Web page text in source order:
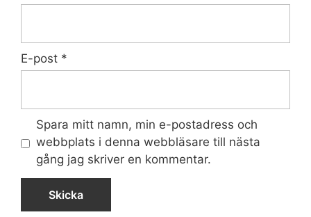
E-post *
Spara mitt namn, min e-postadress och
webbplats i denna webbläsare till nästa
gång jag skriver en kommentar.